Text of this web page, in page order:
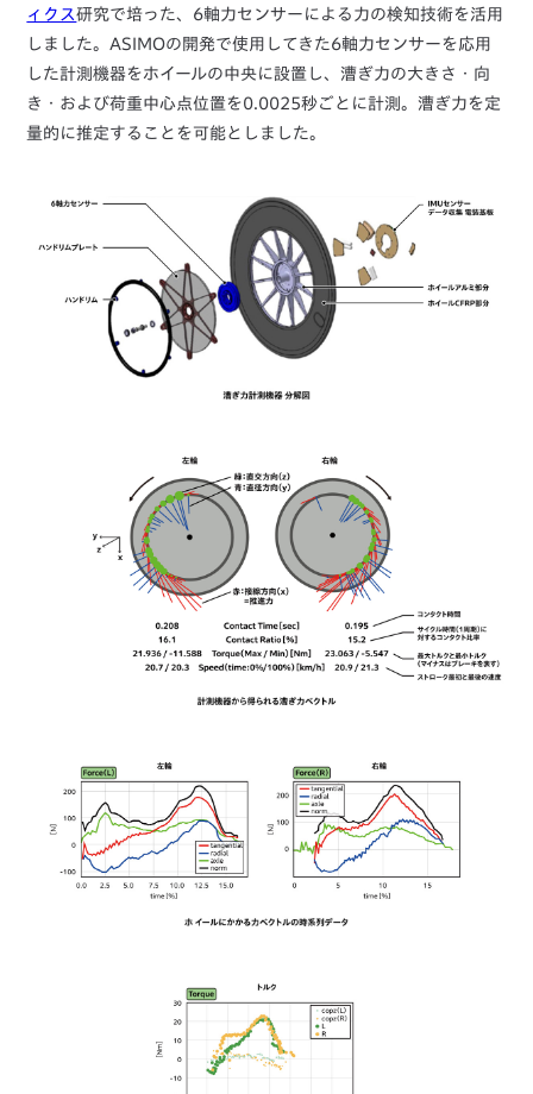
ィクス研究で培った、6軸力センサーによる力の検知技術を活用
しました。ASIMOの開発で使用してきた6軸力センサーを応用
した計測機器をホイールの中央に設置し、漕ぎ力の大きさ・向
き・および荷重中心点位置を0.0025秒ごとに計測。漕ぎ力を定
量的に推定することを可能としました。